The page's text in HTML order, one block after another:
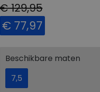
€ 129,95
€ 77,97
Beschikbare maten
7,5